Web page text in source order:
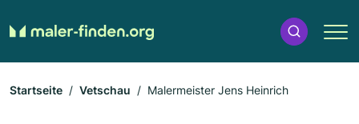
Startseite Vetschau Malermeister Jens Heinrich